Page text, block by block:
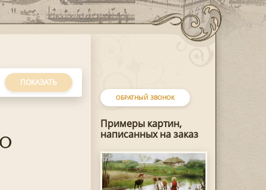
ОБРАТНЫЙ ЗВОНОК
Примеры картин,
написанных на заказ
ПОКАЗАТЬ